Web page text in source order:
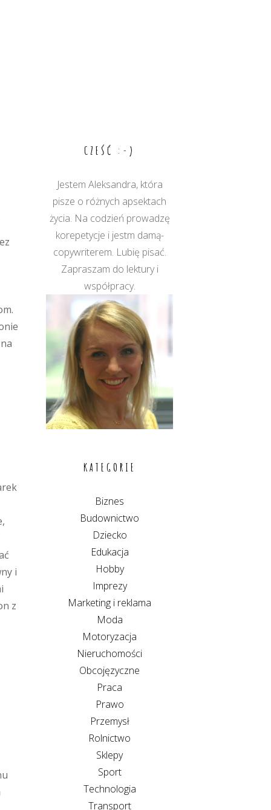
i
z
CZEŚĆ :-)
Jestem Aleksandra, która
pisze o różnych apsektach
życia. Na codzień prowadzę
korepetycje i jestm damą-
copywriterem. Lubię pisać.
Zapraszam do lektury i
współpracy.
KATEGORIE
Biznes
Budownictwo
Dziecko
Edukacja
Hobby
Imprezy
Marketing i reklama
Moda
Motoryzacja
Nieruchomości
Obcojęzyczne
Praca
Prawo
Przemysł
Rolnictwo
Sklepy
Sport
Technologia
Transport